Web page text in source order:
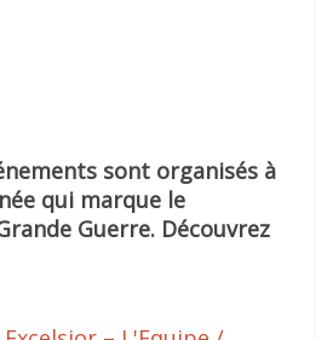
sont organisés à
qui marque le
Guerre. Découvrez